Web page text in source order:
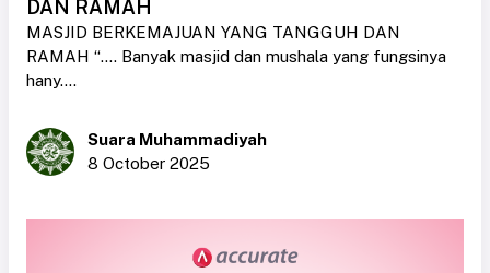
DAN RAMAH
MASJID BERKEMAJUAN YANG TANGGUH DAN
RAMAH “.... Banyak masjid dan mushala yang fungsinya
hany....
Suara Muhammadiyah
8 October 2025